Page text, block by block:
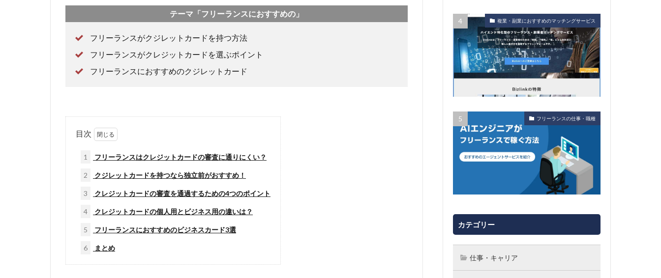
テーマ「フリーランスにおすすめの」
フリーランスがクジレットカードを持つ方法
フリーランスがクレジットカードを選ぶポイント
フリーランスにおすすめのクジレットカード
目次
1 フリーランスはクレジットカードの審査に通りにくい？
2 クジレットカードを持つなら独立前がおすすめ！
3 クレジットカードの審査を通過するための4つのポイント
4 クレジットカードの個人用とビジネス用の違いは？
5 フリーランスにおすすめのビジネスカード3選
6 まとめ
複業・副業におすすめのマッチングサービス
フリーランスの仕事・職種
カテゴリー
仕事・キャリア